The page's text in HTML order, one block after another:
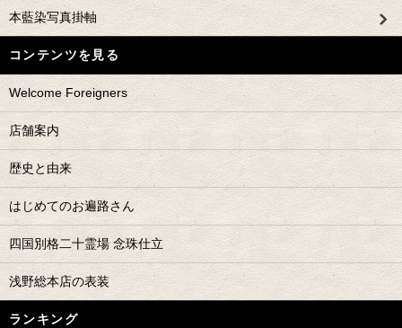
本藍染写真掛軸
コンテンツを見る
Welcome Foreigners
店舗案内
歴史と由来
はじめてのお遍路さん
四国別格二十霊場 念珠仕立
浅野総本店の表装
ランキング